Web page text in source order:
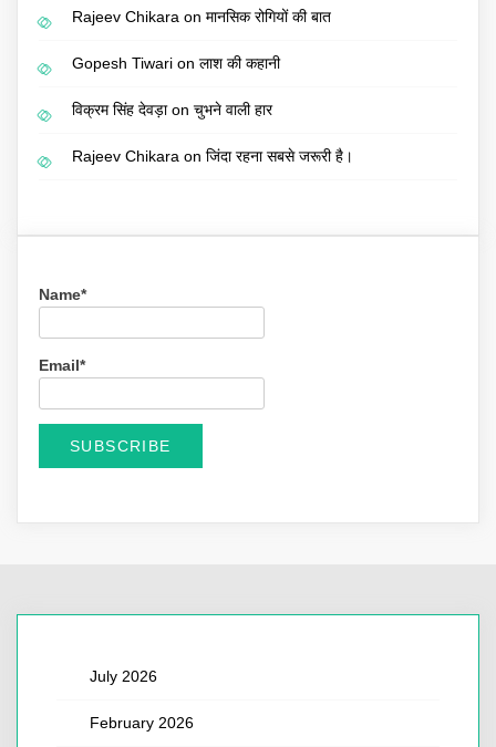
Rajeev Chikara on मानसिक रोगियों की बात
Gopesh Tiwari on लाश की कहानी
विक्रम सिंह देवड़ाon चुभने वाली हार
Rajeev Chikara on जिंदा रहना सबसे जरूरी है।
Name*
Email*
July 2026
February 2026